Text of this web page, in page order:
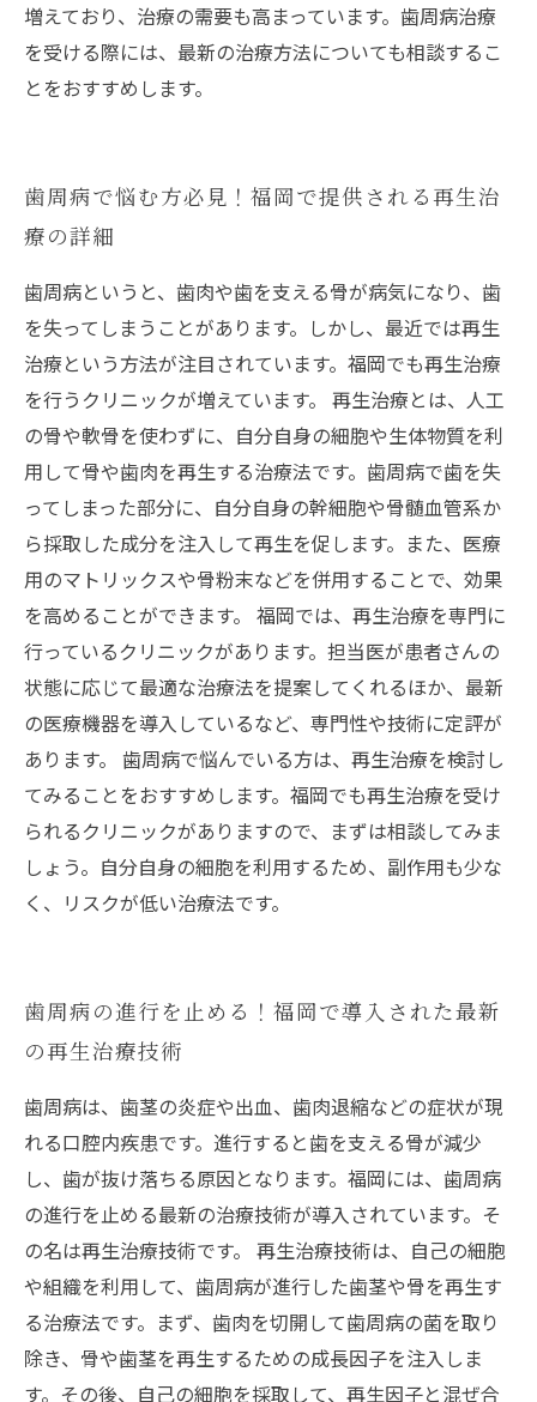
増えており、治療の需要も高まっています。歯周病治療
を受ける際には、最新の治療方法についても相談するこ
とをおすすめします。
歯周病で悩む方必見！福岡で提供される再生治
療の詳細
歯周病というと、歯肉や歯を支える骨が病気になり、歯
を失ってしまうことがあります。しかし、最近では再生
治療という方法が注目されています。福岡でも再生治療
を行うクリニックが増えています。 再生治療とは、人工
の骨や軟骨を使わずに、自分自身の細胞や生体物質を利
用して骨や歯肉を再生する治療法です。歯周病で歯を失
ってしまった部分に、自分自身の幹細胞や骨髄血管系か
ら採取した成分を注入して再生を促します。また、医療
用のマトリックスや骨粉末などを併用することで、効果
を高めることができます。 福岡では、再生治療を専門に
行っているクリニックがあります。担当医が患者さんの
状態に応じて最適な治療法を提案してくれるほか、最新
の医療機器を導入しているなど、専門性や技術に定評が
あります。 歯周病で悩んでいる方は、再生治療を検討し
てみることをおすすめします。福岡でも再生治療を受け
られるクリニックがありますので、まずは相談してみま
しょう。自分自身の細胞を利用するため、副作用も少な
く、リスクが低い治療法です。
歯周病の進行を止める！福岡で導入された最新
の再生治療技術
歯周病は、歯茎の炎症や出血、歯肉退縮などの症状が現
れる口腔内疾患です。進行すると歯を支える骨が減少
し、歯が抜け落ちる原因となります。福岡には、歯周病
の進行を止める最新の治療技術が導入されています。そ
の名は再生治療技術です。 再生治療技術は、自己の細胞
や組織を利用して、歯周病が進行した歯茎や骨を再生す
る治療法です。まず、歯肉を切開して歯周病の菌を取り
除き、骨や歯茎を再生するための成長因子を注入しま
す。その後、自己の細胞を採取して、再生因子と混ぜ合